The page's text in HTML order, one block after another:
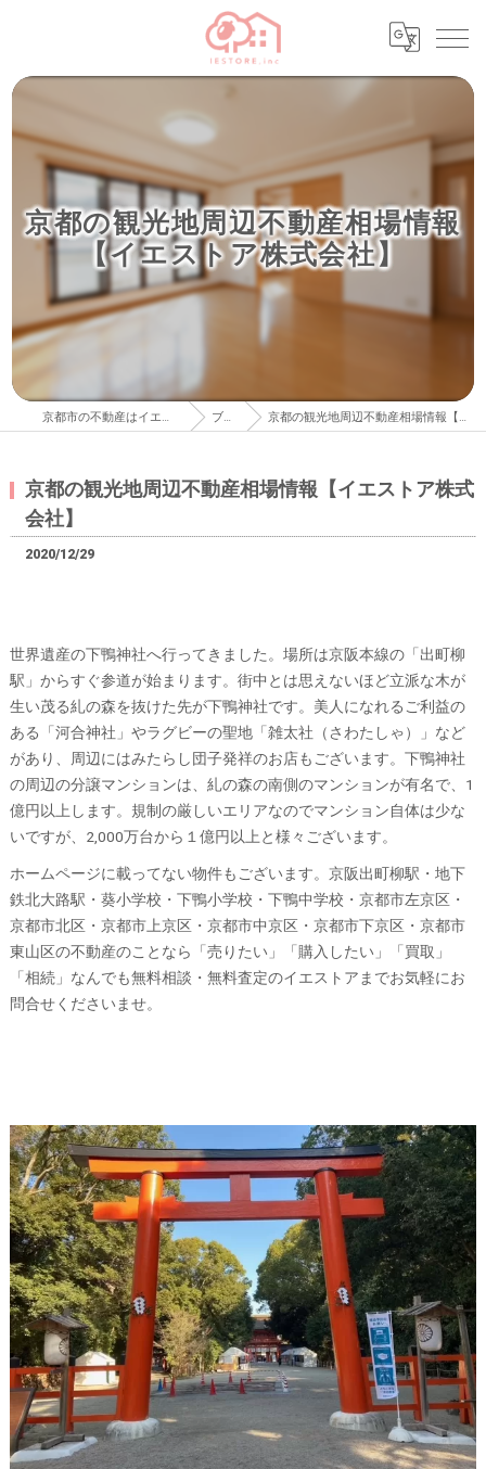
京都の観光地周辺不動産相場情報
【イエストア株式会社】
京都市の不動産はイエストア株式会社 ブログ 京都の観光地周辺不動産相場情報【イエストア株式会社】
京都の観光地周辺不動産相場情報【イエストア株式
会社】
2020/12/29
世界遺産の下鴨神社へ行ってきました。場所は京阪本線の「出町柳
駅」からすぐ参道が始まります。街中とは思えないほど立派な木が
生い茂る糺の森を抜けた先が下鴨神社です。美人になれるご利益の
ある「河合神社」やラグビーの聖地「雑太社（さわたしゃ）」など
があり、周辺にはみたらし団子発祥のお店もございます。下鴨神社
の周辺の分譲マンションは、糺の森の南側のマンションが有名で、1
億円以上します。規制の厳しいエリアなのでマンション自体は少な
いですが、2,000万台から１億円以上と様々ございます。
ホームページに載ってない物件もございます。京阪出町柳駅・地下
鉄北大路駅・葵小学校・下鴨小学校・下鴨中学校・京都市左京区・
京都市北区・京都市上京区・京都市中京区・京都市下京区・京都市
東山区の不動産のことなら「売りたい」「購入したい」「買取」
「相続」なんでも無料相談・無料査定のイエストアまでお気軽にお
問合せくださいませ。